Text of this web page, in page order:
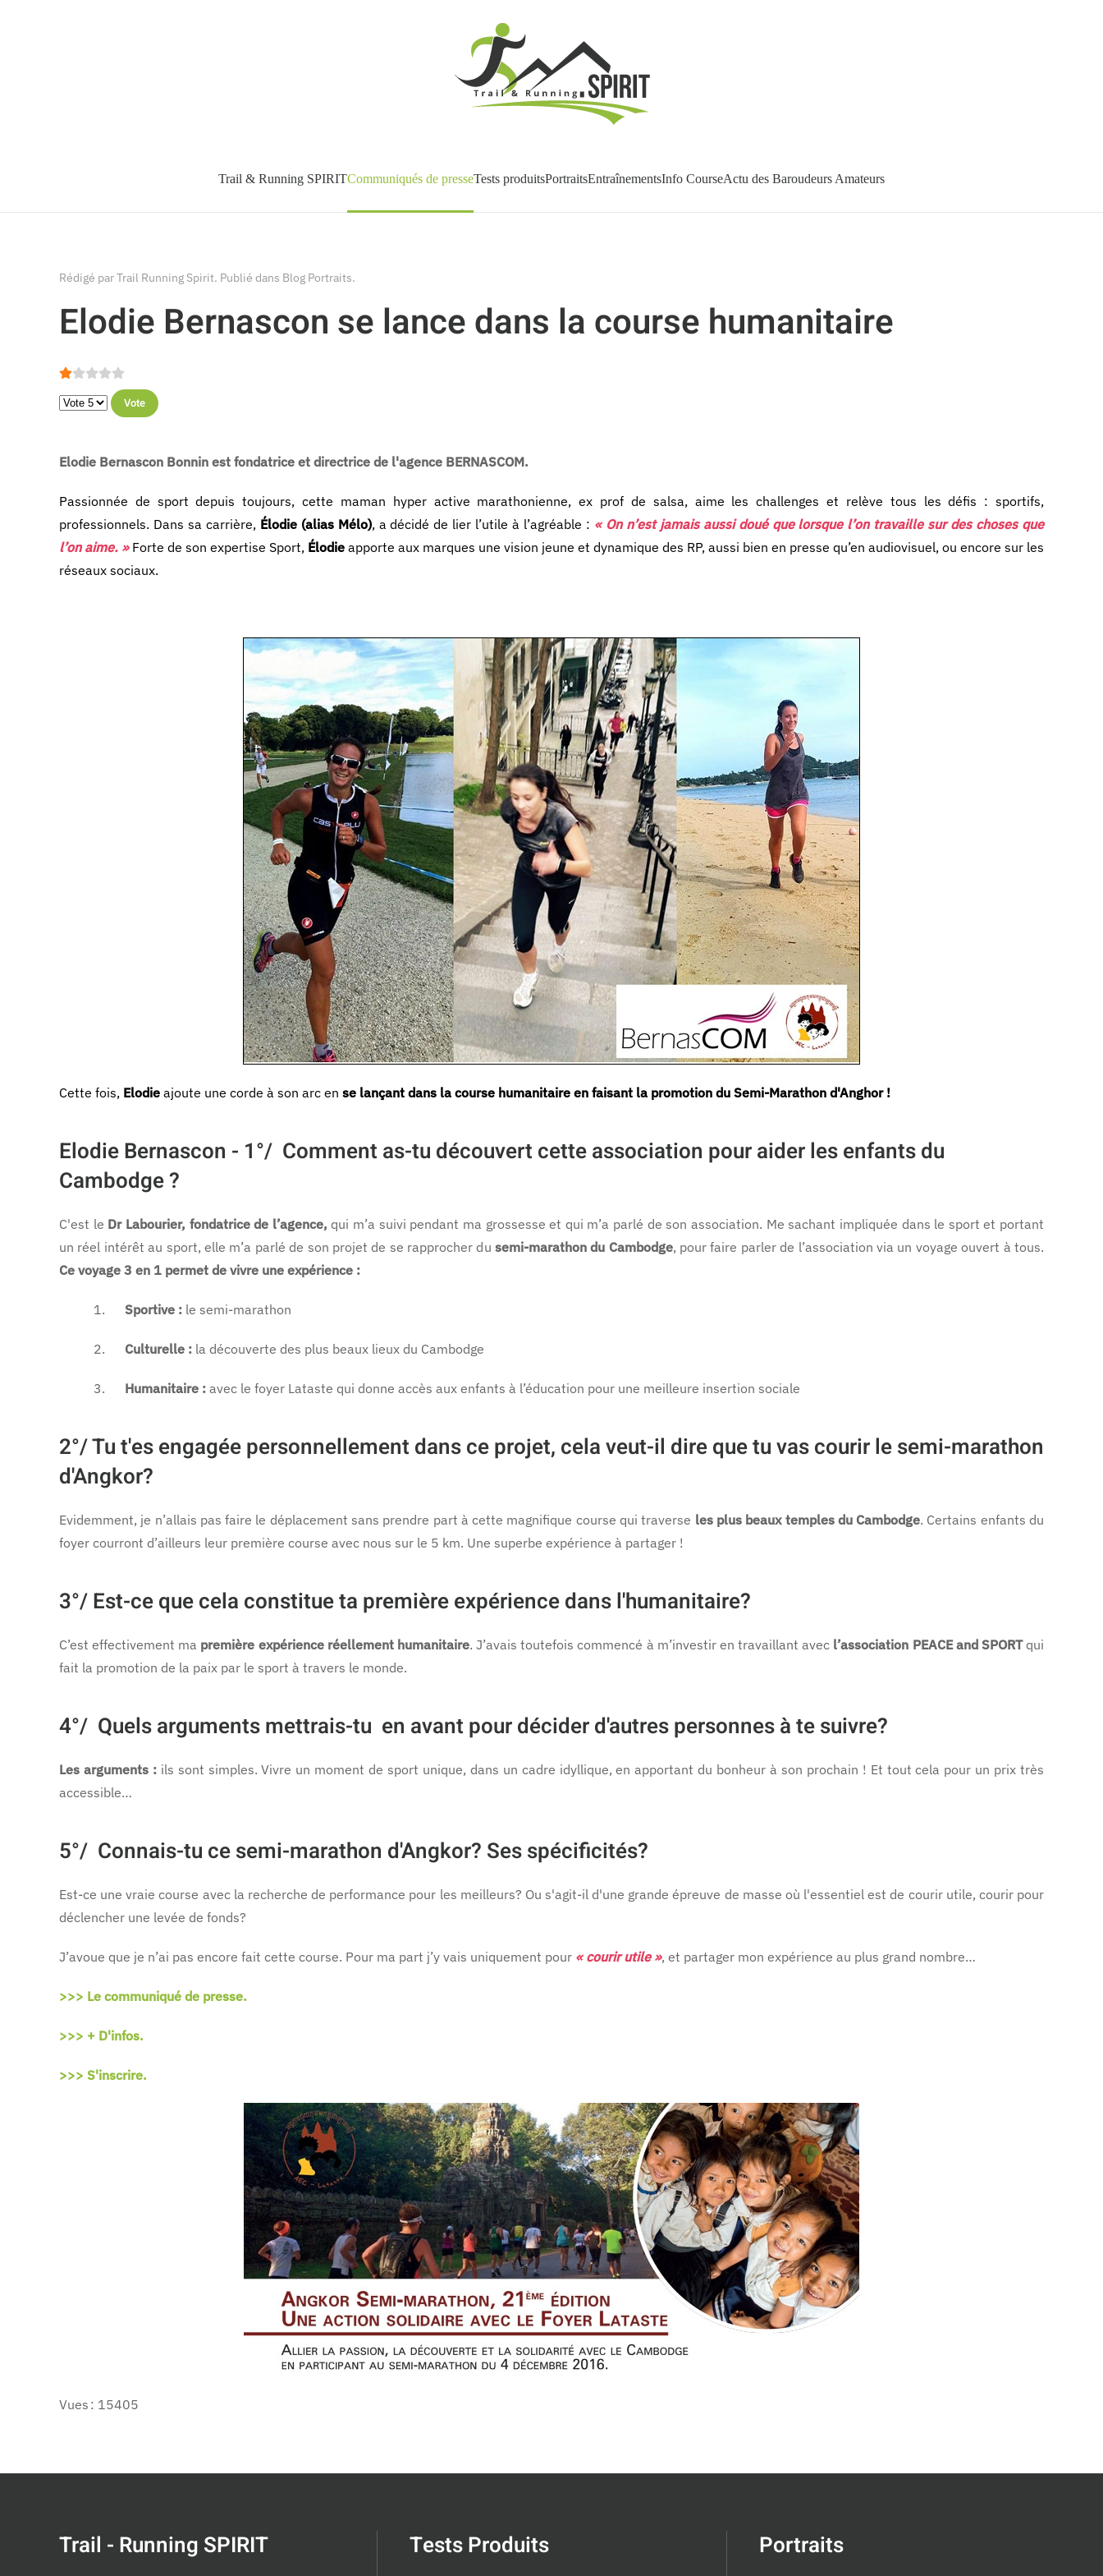
Trail & Running SPIRITCommuniqués de presseTests produitsPortraitsEntraînementsInfo CourseActu des Baroudeurs Amateurs
Rédigé par Trail Running Spirit. Publié dans Blog Portraits.
Elodie Bernascon se lance dans la course humanitaire
Vote utilisateur:
Veuillez voter
Elodie Bernascon Bonnin est fondatrice et directrice de l'agence BERNASCOM.
Passionnée de sport depuis toujours, cette maman hyper active marathonienne, ex prof de salsa, aime les challenges et relève tous les défis : sportifs,
professionnels. Dans sa carrière, Élodie (alias Mélo), a décidé de lier l’utile à l’agréable : « On n’est jamais aussi doué que lorsque l’on travaille sur des choses que
l’on aime. »Forte de son expertise Sport, Élodie apporte aux marques une vision jeune et dynamique des RP, aussi bien en presse qu’en audiovisuel, ou encore sur les
réseaux sociaux.
Cette fois, Elodie ajoute une corde à son arc en se lançant dans la course humanitaire en faisant la promotion du Semi-Marathon d'Anghor !
Elodie Bernascon - 1°/ Comment as-tu découvert cette association pour aider les enfants du
Cambodge ?
C'est le Dr Labourier, fondatrice de l’agence, qui m’a suivi pendant ma grossesse et qui m’a parlé de son association. Me sachant impliquée dans le sport et portant
un réel intérêt au sport, elle m’a parlé de son projet de se rapprocher du semi-marathon du Cambodge, pour faire parler de l’association via un voyage ouvert à tous.
Ce voyage 3 en 1 permet de vivre une expérience :
1. Sportive : le semi-marathon
2. Culturelle : la découverte des plus beaux lieux du Cambodge
3. Humanitaire : avec le foyer Lataste qui donne accès aux enfants à l’éducation pour une meilleure insertion sociale
2°/Tu t'es engagée personnellement dans ce projet, cela veut-il dire que tu vas courir le semi-marathon
d'Angkor?
Evidemment, je n’allais pas faire le déplacement sans prendre part à cette magnifique course qui traverse les plus beaux temples du Cambodge. Certains enfants du
foyer courront d’ailleurs leur première course avec nous sur le 5 km. Une superbe expérience à partager !
3°/Est-ce que cela constitue ta première expérience dans l'humanitaire?
C’est effectivement ma première expérience réellement humanitaire. J’avais toutefois commencé à m’investir en travaillant avec l’association PEACE and SPORTqui
fait la promotion de la paix par le sport à travers le monde.
4°/ Quels arguments mettrais-tu en avant pour décider d'autres personnes à te suivre?
Les arguments :ils sont simples. Vivre un moment de sport unique, dans un cadre idyllique, en apportant du bonheur à son prochain ! Et tout cela pour un prix très
accessible…
5°/ Connais-tu ce semi-marathon d'Angkor? Ses spécificités?
Est-ce une vraie course avec la recherche de performance pour les meilleurs? Ou s'agit-il d'une grande épreuve de masse où l'essentiel est de courir utile, courir pour
déclencher une levée de fonds?
J’avoue que je n’ai pas encore fait cette course. Pour ma part j’y vais uniquement pour « courir utile », et partager mon expérience au plus grand nombre…
>>> Le communiqué de presse.
>>> + D'infos.
>>> S'inscrire.
Vues : 15405
Trail - Running SPIRIT Tests Produits Portraits